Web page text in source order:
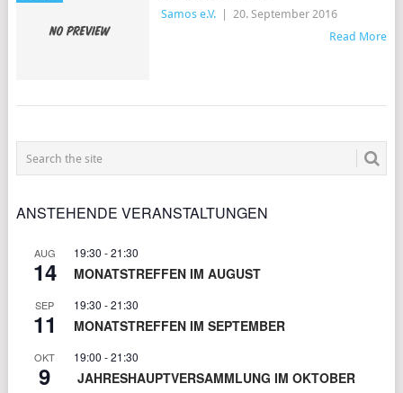
Samos e.V.
20. September 2016
Read More
POSTS
NAVIGATION
ANSTEHENDE VERANSTALTUNGEN
AUG
14
19:30 -21:30
MONATSTREFFEN IM AUGUST
SEP
11
19:30 -21:30
MONATSTREFFEN IM SEPTEMBER
OKT
9
19:00 -21:30
JAHRESHAUPTVERSAMMLUNG IM OKTOBER